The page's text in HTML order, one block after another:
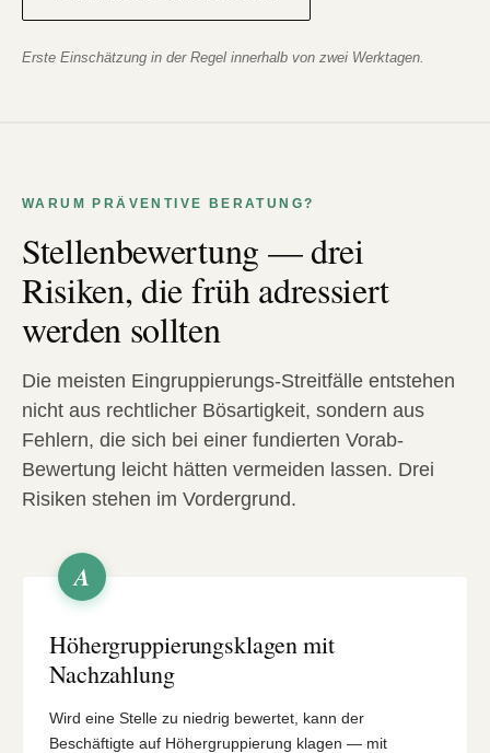
Erste Einschätzung in der Regel innerhalb von zwei Werktagen.
WARUM PRÄVENTIVE BERATUNG?
Stellenbewertung — drei
Risiken, die früh adressiert
werden sollten
Die meisten Eingruppierungs-Streitfälle entstehen
nicht aus rechtlicher Bösartigkeit, sondern aus
Fehlern, die sich bei einer fundierten Vorab-
Bewertung leicht hätten vermeiden lassen. Drei
Risiken stehen im Vordergrund.
A
Höhergruppierungsklagen mit
Nachzahlung
Wird eine Stelle zu niedrig bewertet, kann der
Beschäftigte auf Höhergruppierung klagen — mit